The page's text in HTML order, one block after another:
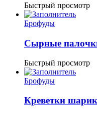
Быстрый просмотр
Брофуды
Сырные
Быстрый просмотр
Брофуды
Креветки